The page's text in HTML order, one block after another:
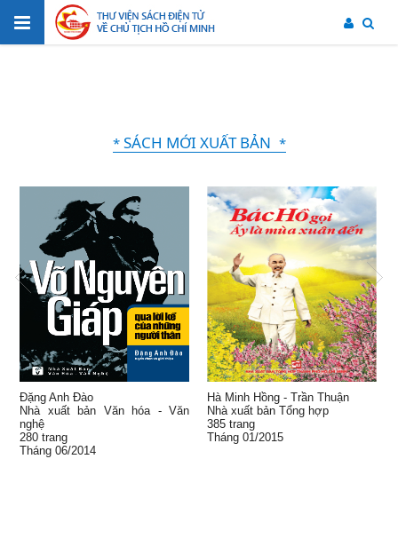
* SÁCH MỚI XUẤT BẢN *
Đặng Anh Đào
Nhà xuất bản Văn hóa - Văn
nghệ
280 trang
Tháng 06/2014
Hà Minh Hồng - Trần Thuận
Nhà xuất bản Tổng hợp
385 trang
Tháng 01/2015